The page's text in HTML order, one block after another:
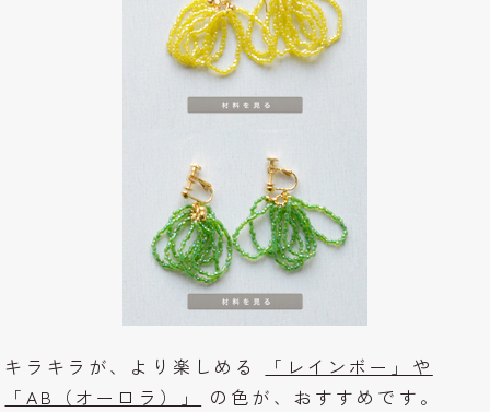
キラキラが、より楽しめる
「レインボー」や
「AB（オーロラ）」
の色が、おすすめです。